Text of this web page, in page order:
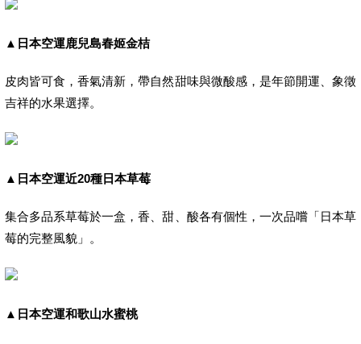
▲ 日本空運鹿兒島春姬金桔
皮肉皆可食，香氣清新，帶自然甜味與微酸感，是年節開運、象徵
吉祥的水果選擇。
▲ 日本空運近20種日本草莓
集合多品系草莓於一盒，香、甜、酸各有個性，一次品嚐「日本草
莓的完整風貌」。
▲ 日本空運和歌山水蜜桃